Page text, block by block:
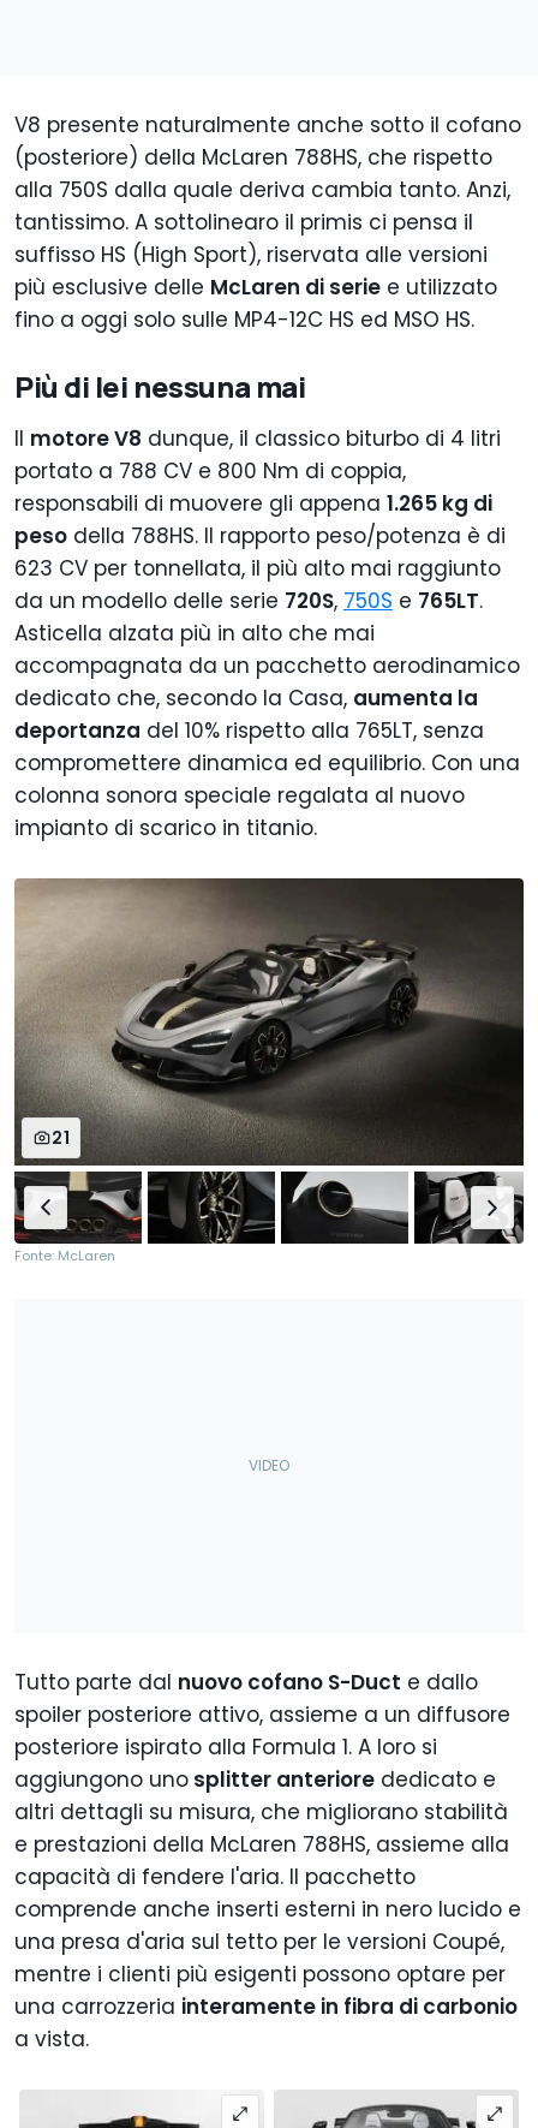
V8 presente naturalmente anche sotto il cofano
(posteriore) della McLaren 788HS, che rispetto
alla 750S dalla quale deriva cambia tanto. Anzi,
tantissimo. A sottolinearo il primis ci pensa il
suffisso HS (High Sport), riservata alle versioni
più esclusive delle McLaren di serie e utilizzato
fino a oggi solo sulle MP4-12C HS ed MSO HS.
Più di lei nessuna mai
Il motore V8 dunque, il classico biturbo di 4 litri
portato a 788 CV e 800 Nm di coppia,
responsabili di muovere gli appena 1.265 kg di
peso della 788HS. Il rapporto peso/potenza è di
623 CV per tonnellata, il più alto mai raggiunto
da un modello delle serie 720S, 750S e 765LT.
Asticella alzata più in alto che mai
accompagnata da un pacchetto aerodinamico
dedicato che, secondo la Casa, aumenta la
deportanza del 10% rispetto alla 765LT, senza
compromettere dinamica ed equilibrio. Con una
colonna sonora speciale regalata al nuovo
impianto di scarico in titanio.
21
Fonte: McLaren
Tutto parte dal nuovo cofano S-Duct e dallo
spoiler posteriore attivo, assieme a un diffusore
posteriore ispirato alla Formula 1. A loro si
aggiungono uno splitter anteriore dedicato e
altri dettagli su misura, che migliorano stabilità
e prestazioni della McLaren 788HS, assieme alla
capacità di fendere l'aria. Il pacchetto
comprende anche inserti esterni in nero lucido e
una presa d'aria sul tetto per le versioni Coupé,
mentre i clienti più esigenti possono optare per
una carrozzeria interamente in fibra di carbonio
a vista.